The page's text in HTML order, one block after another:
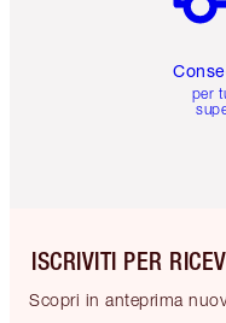
per
ISCRIVITI PER
Scopri in anteprima